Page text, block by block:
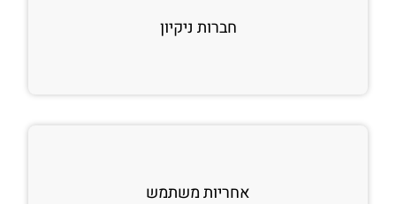
חברות ניקיון
אחריות משתמש